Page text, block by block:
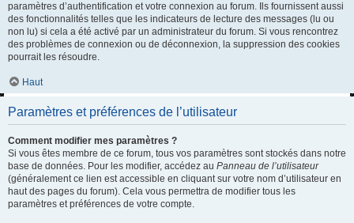
paramètres d’authentification et votre connexion au forum. Ils fournissent aussi
des fonctionnalités telles que les indicateurs de lecture des messages (lu ou
non lu) si cela a été activé par un administrateur du forum. Si vous rencontrez
des problèmes de connexion ou de déconnexion, la suppression des cookies
pourrait les résoudre.
Haut
Paramètres et préférences de l’utilisateur
Comment modifier mes paramètres ?
Si vous êtes membre de ce forum, tous vos paramètres sont stockés dans notre
base de données. Pour les modifier, accédez au Panneau de l’utilisateur
(généralement ce lien est accessible en cliquant sur votre nom d’utilisateur en
haut des pages du forum). Cela vous permettra de modifier tous les
paramètres et préférences de votre compte.